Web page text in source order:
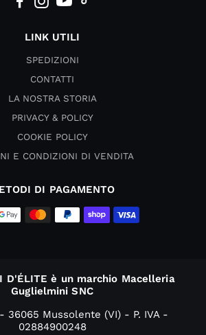
LINK UTILI
SPEDIZIONI
CONTATTI
LA NOSTRA STORIA
PRIVACY & POLICY
COOKIE POLICY
E CONDIZIONI DI VENDITA
DI PAGAMENTO
D'ÉLITE è un marchio Macelleria
Guglielmini SNC
36065 Mussolente (VI) - P. IVA -
02884900248